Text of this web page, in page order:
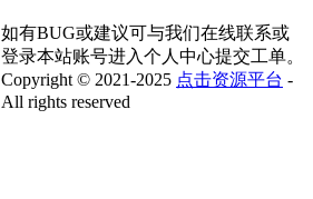
如有BUG或建议可与我们在线联系或
登录本站账号进入个人中心提交工单。
Copyright © 2021-2025 点击资源平台 -
All rights reserved